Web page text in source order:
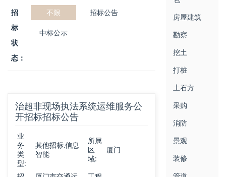
招
标
状
态：
不限 招标公告
中标公示
治超非现场执法系统运维服务公
开招标招标公告
业
务
类
型:
其他招标,信息
智能
所属
区
域:
厦门
房屋建筑
勘察
挖土
打桩
土石方
采购
消防
景观
装修